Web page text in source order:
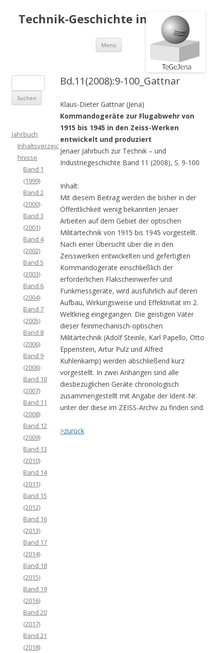
Technik-Geschichte in Jena e.V.
Menü Springe
Inhalt
Bd.11(2008):9-100_Gattnar
Klaus-Dieter Gattnar (Jena)
Kommandogeräte zur Flugabwehr von
1915 bis 1945 in den Zeiss-Werken
entwickelt und produziert
Jenaer Jahrbuch zur Technik – und
Industriegeschichte Band 11 (2008), S. 9-100
Inhalt:
Mit diesem Beitrag werden die bisher in der
Öffentlichkeit wenig bekannten Jenaer
Arbeiten auf dem Gebiet der optischen
Militärtechnik von 1915 bis 1945 vorgestellt.
Nach einer Übersicht über die in den
Zeisswerken entwickelten und gefertigten
Kommandogeräte einschließlich der
erforderlichen Flakscheinwerfer und
Funkmessgeräte, wird ausführlich auf deren
Aufbau, Wirkungsweise und Effektivität im 2.
Weltkrieg eingegangen. Die geistigen Väter
dieser feinmechanisch-optischen
Militärtechnik (Adolf Steinle, Karl Papello, Otto
Eppenstein, Artur Pulz und Alfred
Kuhlenkamp) werden abschließend kurz
vorgestellt. In zwei Anhängen sind alle
diesbezüglichen Geräte chronologisch
zusammengestellt mit Angabe der Ident-Nr.
unter der diese im ZEISS-Archiv zu finden sind.
>zurück
u
c
n
Jahrbuch
Inhaltsverzeic
hnisse
Band 1
(1999)
Band 2
(2000)
Band 3
(2001)
Band 4
(2002)
Band 5
(2003)
Band 6
(2004)
Band 7
(2005)
Band 8
(2006)
Band 9
(2006)
Band 10
(2007)
Band 11
(2008)
Band 12
(2009)
Band 13
(2010)
Band 14
(2011)
Band 15
(2012)
Band 16
(2013)
Band 17
(2014)
Band 18
(2015)
Band 19
(2016)
Band 20
(2017)
Band 21
(2018)